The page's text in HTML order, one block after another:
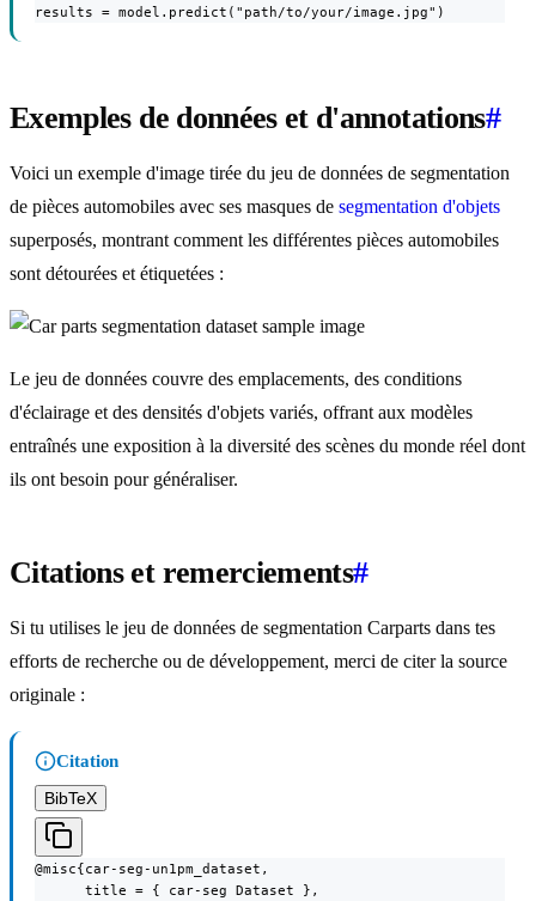
results = model.predict("path/to/your/image.jpg")
Exemples de données et d'annotations#
Voici un exemple d'image tirée du jeu de données de segmentation
de pièces automobiles avec ses masques de segmentation d'objets
superposés, montrant comment les différentes pièces automobiles
sont détourées et étiquetées :
Le jeu de données couvre des emplacements, des conditions
d'éclairage et des densités d'objets variés, offrant aux modèles
entraînés une exposition à la diversité des scènes du monde réel dont
ils ont besoin pour généraliser.
Citations et remerciements#
Si tu utilises le jeu de données de segmentation Carparts dans tes
efforts de recherche ou de développement, merci de citer la source
originale :
Citation
BibTeX
@misc{car-seg-un1pm_dataset,
      title = { car-seg Dataset },